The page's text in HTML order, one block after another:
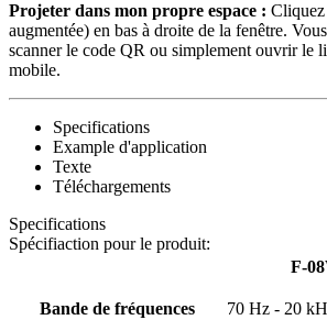
Projeter dans mon propre espace :
augmentée) en bas à droite de la fenêtre.
scanner le code QR ou simplement ouvrir le
mobile.
Specifications
Example d'application
Texte
Téléchargements
Specifications
Spécifiaction pour le produit:
F-
Bande de fréquences 70 Hz - 20